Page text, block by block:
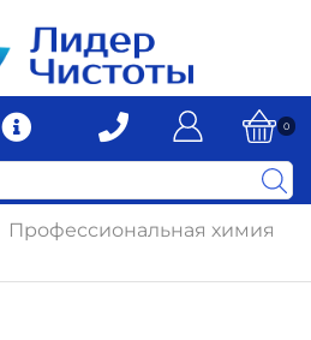
0
Профессиональная химия